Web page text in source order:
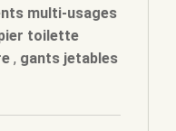
multi-usages
toilette
, gants jetables